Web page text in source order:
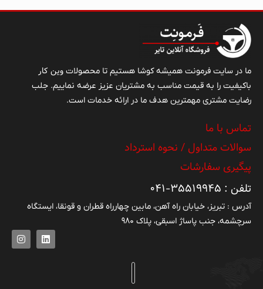
كه از جمله بارزترين آن اقدام به توليد تايرهاى راديال
مراجع اروپايى بنام وردشتاين هلند است. استفاده از برند
(Vredesteine) روی تايرهای راديال، علاوه بر تأييد کيفيت
توسط مؤسسه صاحب تکنولوژی، مؤکد اين نکته است که
در واقع يزد تاير تولي کننده تايرهای راديال سيمی
ما در سایت فرمونت همیشه کوشا هستیم تا محصولات وین کار
باکیفیت را به قیمت مناسب به مشتریان عزیز عرضه نماییم. جلب
رضایت مشتری مهمترین هدف ما در ارائه خدمات است.
تماس با ما
سوالات متداول / نحوه استرداد
پیگیری سفارشات
تلفن : ۳۵۵۱۹۹۴۵-۰۴۱
آدرس : تبریز، خیابان راه آهن، مابین چهارراه قطران و قونقا، ایستگاه
سرچشمه، جنب پاساژ اسبقی، پلاک ۹۸۰